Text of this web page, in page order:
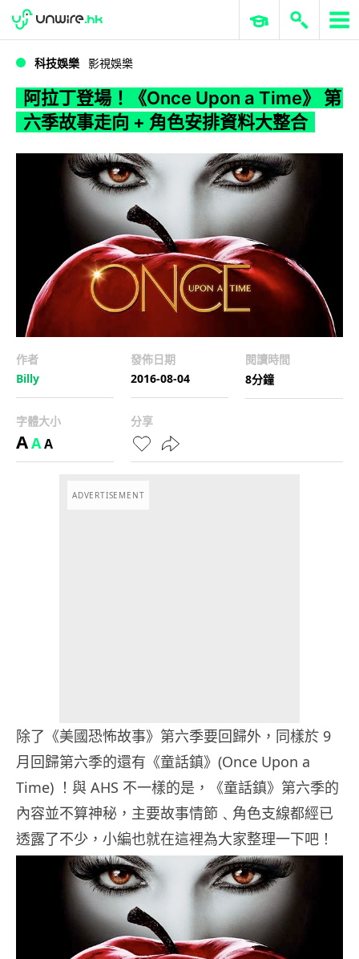
WWDC 2026 ERP 與商業 AI
科技娛樂 影視娛樂
阿拉丁登場！《Once Upon a Time》 第
六季故事走向 + 角色安排資料大整合
作者
Billy
發佈日期
2016-08-04
閱讀時間
8分鐘
字體大小
AAA
分享
ADVERTISEMENT
除了《美國恐怖故事》第六季要回歸外，同樣於 9
月回歸第六季的還有《童話鎮》(Once Upon a
Time) ！與 AHS 不一樣的是，《童話鎮》第六季的
內容並不算神秘，主要故事情節﹑角色支線都經已
透露了不少，小編也就在這裡為大家整理一下吧！